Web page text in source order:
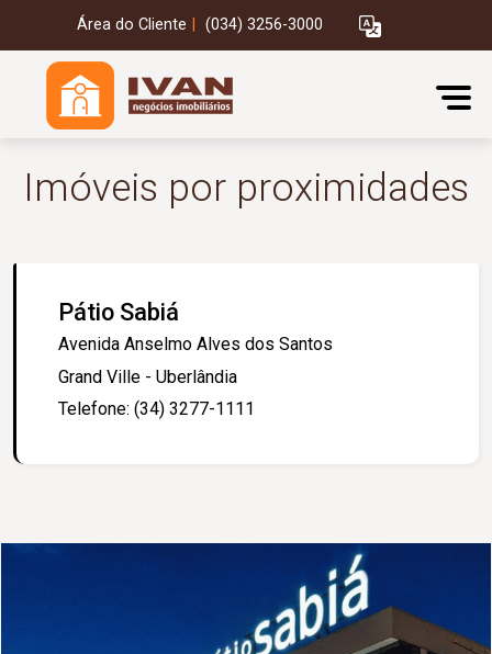
Área do Cliente (034) 3256-3000
Imóveis por proximidades
Pátio Sabiá
Avenida Anselmo Alves dos Santos
Grand Ville - Uberlândia
Telefone: (34) 3277-1111